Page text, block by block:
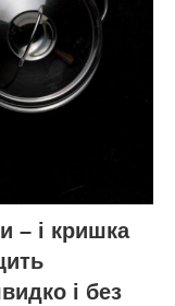
– і кришка
і без